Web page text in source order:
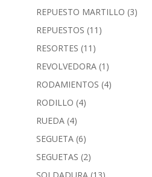
REPUESTO MARTILLO (3)
REPUESTOS (11)
RESORTES (11)
REVOLVEDORA (1)
RODAMIENTOS (4)
RODILLO (4)
RUEDA (4)
SEGUETA (6)
SEGUETAS (2)